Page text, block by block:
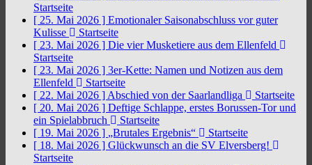
Startseite
[ 25. Mai 2026 ] Emotionaler Saisonabschluss vor guter
Kulisse
Startseite
[ 23. Mai 2026 ] Die vier Musketiere aus dem Ellenfeld
Startseite
[ 23. Mai 2026 ] 3er-Kette: Namen und Notizen aus dem
Ellenfeld
Startseite
[ 22. Mai 2026 ] Abschied von der Saarlandliga
Startseite
[ 20. Mai 2026 ] Deftige Schlappe, erstes Borussen-Tor und
ein Spielabbruch
Startseite
[ 19. Mai 2026 ] „Brutales Ergebnis“
Startseite
[ 18. Mai 2026 ] Glückwunsch an die SV Elversberg!
Startseite